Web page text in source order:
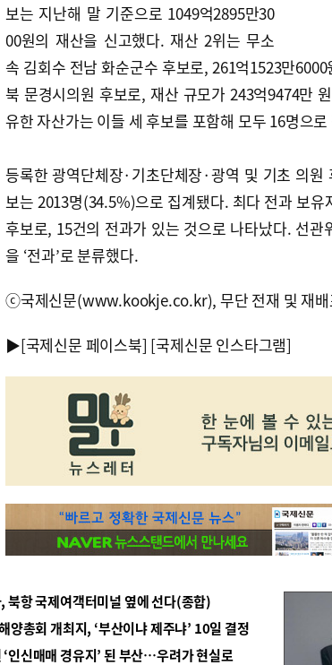
보는 지난해 말 기준으로 1049억2895만30
00원의 재산을 신고했다. 재산 2위는 무소
속 김회수 전남 화순군수 후보로, 261억1523만
북 문경시의원 후보로, 재산 규모가 243억9474만
유한 자산가는 이들 세 후보를 포함해 모두 16명으
등록한 광역단체장·기초단체장·광역 및 기초 의
보는 2013명(34.5%)으로 집계됐다. 최다 전과 보유
후보로, 15건의 전과가 있는 것으로 나타났다. 선관
을 ‘전과’로 분류했다.
ⓒ국제신문(www.kookje.co.kr), 무단 전재 및 재배
▶[국제신문 페이스북] [국제신문 인스타그램]
북항 국제여객터미널 옆에 선다(종합)
총회 개최지, ‘부산이냐 제주냐’ 10일 결정
인신매매 경유지’ 된 부산…우려가 현실로